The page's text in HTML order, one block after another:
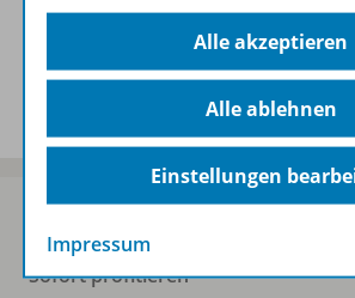
Spar-Pakete
Sofort profitieren
Alle akzeptieren
Alle ablehnen
Einstellungen
Impressum